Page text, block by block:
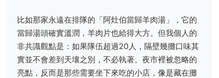
比如那家永遠在排隊的「阿灶伯當歸羊肉湯」，它的
當歸湯頭確實溫潤，羊肉片也給得大方。但我個人的
非共識觀點是：如果隊伍超過20人，隔壁幾攤口味其
實並不會差到天壤之別，不必執著。夜市裡被忽略的
亮點，反而是那些需要坐下來吃的小店，像是藏在攤